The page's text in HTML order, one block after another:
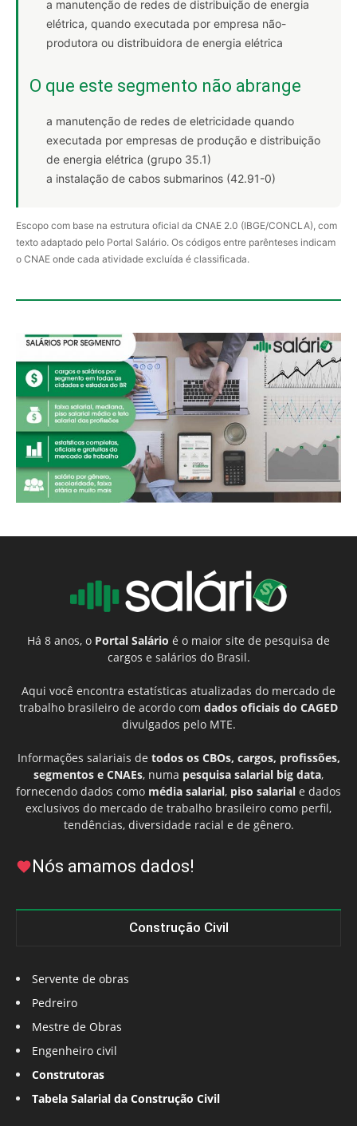
a manutenção de redes de distribuição de energia
elétrica, quando executada por empresa não-
produtora ou distribuidora de energia elétrica
O que este segmento não abrange
a manutenção de redes de eletricidade quando
executada por empresas de produção e distribuição
de energia elétrica (grupo 35.1)
a instalação de cabos submarinos (42.91-0)
Escopo com base na estrutura oficial da CNAE 2.0 (IBGE/CONCLA), com
texto adaptado pelo Portal Salário. Os códigos entre parênteses indicam
o CNAE onde cada atividade excluída é classificada.
Há 8 anos, o Portal Salário é o maior site de pesquisa de
cargos e salários do Brasil.
Aqui você encontra estatísticas atualizadas do mercado de
trabalho brasileiro de acordo com dados oficiais do CAGED
divulgados pelo MTE.
Informações salariais de todos os CBOs, cargos, profissões,
segmentos e CNAEs, numa pesquisa salarial big data,
fornecendo dados como média salarial, piso salarial e dados
exclusivos do mercado de trabalho brasileiro como perfil,
tendências, diversidade racial e de gênero.
Nós amamos dados!
Construção Civil
Servente de obras
Pedreiro
Mestre de Obras
Engenheiro civil
Construtoras
Tabela Salarial da Construção Civil